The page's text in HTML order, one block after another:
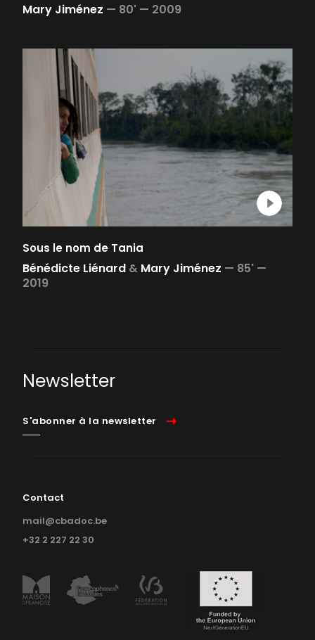
Mary Jiménez — 80' — 2009
Sous le nom de Tania
Bénédicte Liénard & Mary Jiménez — 85' —
2019
Newsletter
S'abonner à la newsletter
Contact
mail@cbadoc.be
+32 2 227 22 30